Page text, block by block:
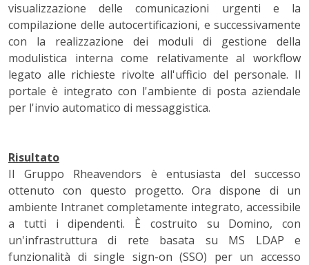
visualizzazione delle comunicazioni urgenti e la
compilazione delle autocertificazioni, e successivamente
con la realizzazione dei moduli di gestione della
modulistica interna come relativamente al workflow
legato alle richieste rivolte all'ufficio del personale. Il
portale è integrato con l'ambiente di posta aziendale
per l'invio automatico di messaggistica.
Risultato
Il Gruppo Rheavendors è entusiasta del successo
ottenuto con questo progetto. Ora dispone di un
ambiente Intranet completamente integrato, accessibile
a tutti i dipendenti. È costruito su Domino, con
un'infrastruttura di rete basata su MS LDAP e
funzionalità di single sign-on (SSO) per un accesso